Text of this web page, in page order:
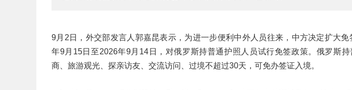
9月2日，外交部发言人郭嘉昆表示，为进一步便利中外人员往来，中方决定扩大
年9月15日至2026年9月14日，对俄罗斯持普通护照人员试行免签政策。俄罗斯
商、旅游观光、探亲访友、交流访问、过境不超过30天，可免办签证入境。